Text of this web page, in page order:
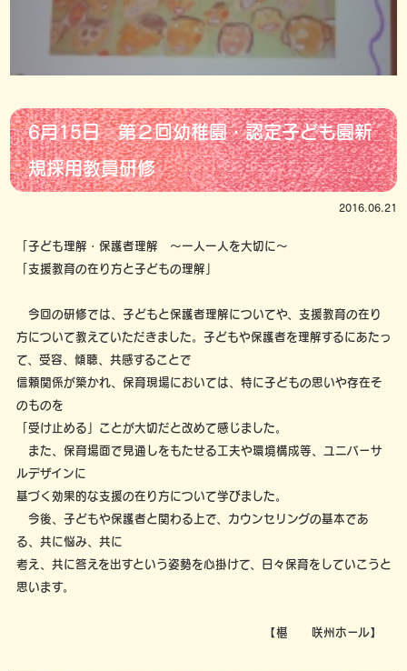
6月15日 第２回幼稚園・認定子ども園新
規採用教員研修
2016.06.21
「子ども理解・保護者理解 ～一人一人を大切に～
「支援教育の在り方と子どもの理解」
今回の研修では、子どもと保護者理解についてや、支援教育の在り
方について教えていただきました。子どもや保護者を理解するにあたっ
て、受容、傾聴、共感することで
信頼関係が築かれ、保育現場においては、特に子どもの思いや存在そ
のものを
「受け止める」ことが大切だと改めて感じました。
また、保育場面で見通しをもたせる工夫や環境構成等、ユニバーサ
ルデザインに
基づく効果的な支援の在り方について学びました。
今後、子どもや保護者と関わる上で、カウンセリングの基本であ
る、共に悩み、共に
考え、共に答えを出すという姿勢を心掛けて、日々保育をしていこうと
思います。
【椹 咲州ホール】